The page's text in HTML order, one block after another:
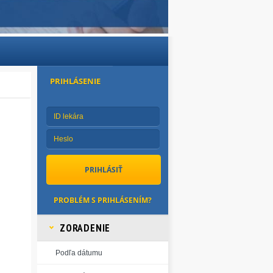
PRIHLÁSENIE
PROBLÉM S PRIHLÁSENÍM?
ZORADENIE
Podľa dátumu